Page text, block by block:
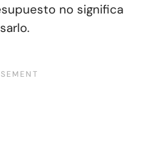
no significa